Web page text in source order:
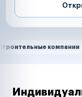
Нам доверяют
компании
Маркетплейсы
Таксопарки